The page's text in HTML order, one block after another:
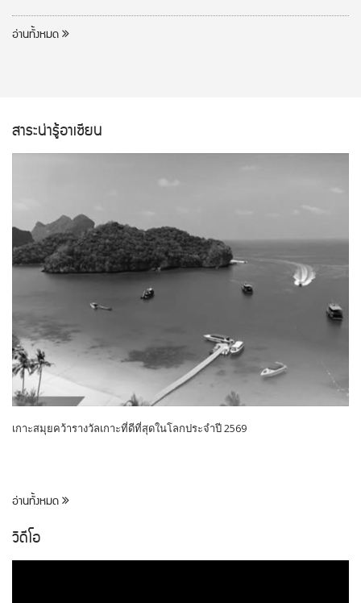
อ่านทั้งหมด
สาระน่ารู้อาเซียน
เกาะสมุยคว้ารางวัลเกาะที่ดีที่สุดในโลกประจำปี 2569
อ่านทั้งหมด
วิดีโอ